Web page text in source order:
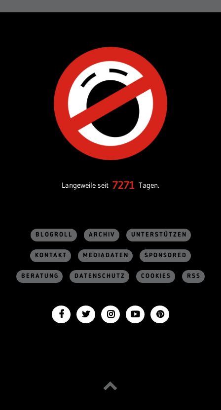
Langeweile seit 7271 Tagen.
BLOGROLL ARCHIV UNTERSTÜTZEN
KONTAKT MEDIADATEN SPONSORED
BERATUNG DATENSCHUTZ COOKIES RSS